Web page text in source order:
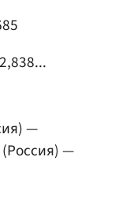
—
(Россия) —